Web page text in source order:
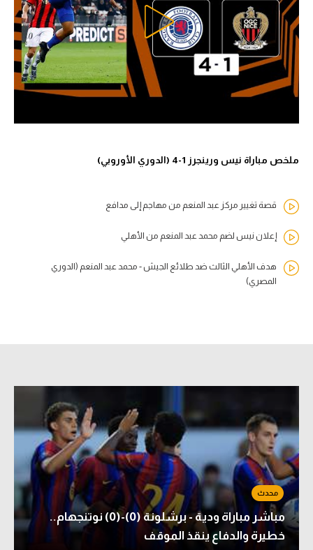
ملخص مباراة نيس ورينجرز 1-4 (الدوري الأوروبي)
قصة تغيير مركز عبد المنعم من مهاجم إلى مدافع
إعلان نيس لضم محمد عبد المنعم من الأهلي
هدف الأهلي الثالث ضد طلائع الجيش - محمد عبد المنعم (الدوري
المصري)
مباشر مباراة ودية - برشلونة (0)-(0) نوتنجهام..
خطيرة والدفاع ينقذ الموقف